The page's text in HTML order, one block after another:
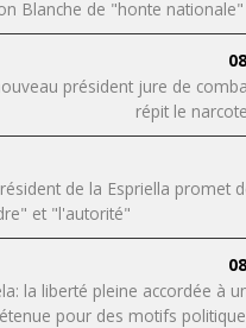
Blanche de "honte nationale"
président jure de
répit le
de la Espriella promet
et "l'autorité"
la liberté pleine accordée à
pour des motifs